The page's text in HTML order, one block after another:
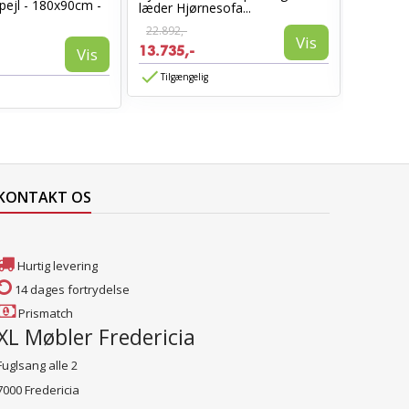
- 180x90cm -
Vis
læder Hjørnesofa...
22.892,-
13.735,- Vis
Tilgængelig
OS
Hurtig levering
14 dages fortrydelse
Prismatch
Møbler Fredericia
alle 2
Fredericia